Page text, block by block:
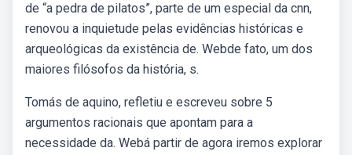
de “a pedra de pilatos”, parte de um especial da cnn,
renovou a inquietude pelas evidências históricas e
arqueológicas da existência de. Webde fato, um dos
maiores filósofos da história, s.
Tomás de aquino, refletiu e escreveu sobre 5
argumentos racionais que apontam para a
necessidade da. Webá partir de agora iremos explorar